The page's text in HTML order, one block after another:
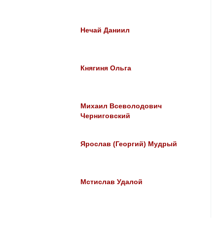
Нечай Даниил
Княгиня Ольга
Михаил Всеволодович
Черниговский
Ярослав (Георгий) Мудрый
Мстислав Удалой